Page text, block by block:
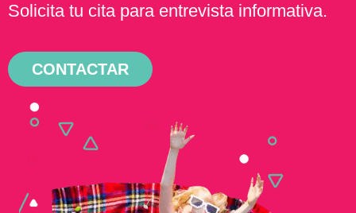
Solicita tu cita para entrevista informativa.
CONTACTAR